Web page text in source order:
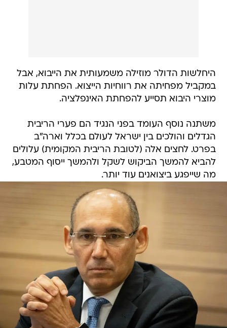
היחלשות הדולר מוזילה משמעותית את הייבוא, אבל
במקביל מפחיתה את רווחיות הייצוא. הפחתת עלות
מוצרי היבוא תסייע להפחתת האינפלציה.
משתנה נוסף העומד בפני הנגיד הם פערי הריבית
הגדלים והולכים בין ישראל לעולם בכלל וארה"ב
בפרט. לחצים אלה (לטובת הריבית המקומית) עלולים
להביא להמשך הביקוש לשקל ולהמשך ייסוף המטבע,
מה שייפגע ביצואנים עוד יותר.